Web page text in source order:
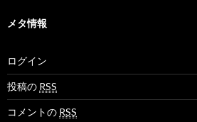
メタ情報
ログイン
投稿の RSS
コメントの RSS